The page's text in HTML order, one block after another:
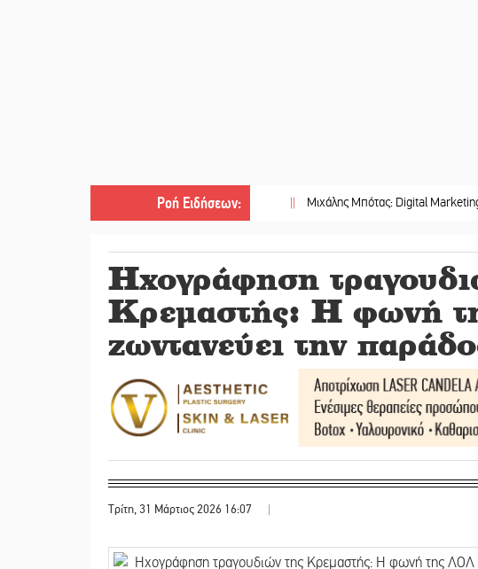
Ροή Ειδήσεων:
|| Μιχάλης Μπότας: Digital Marketing και AI
Ηχογράφηση
Κρεμαστής: Η φωνή
ζωντανεύει την
Τρίτη, 31 Μάρτιος 2026 16:07 |